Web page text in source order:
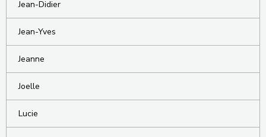
Jean-Didier
Jean-Yves
Jeanne
Joelle
Lucie